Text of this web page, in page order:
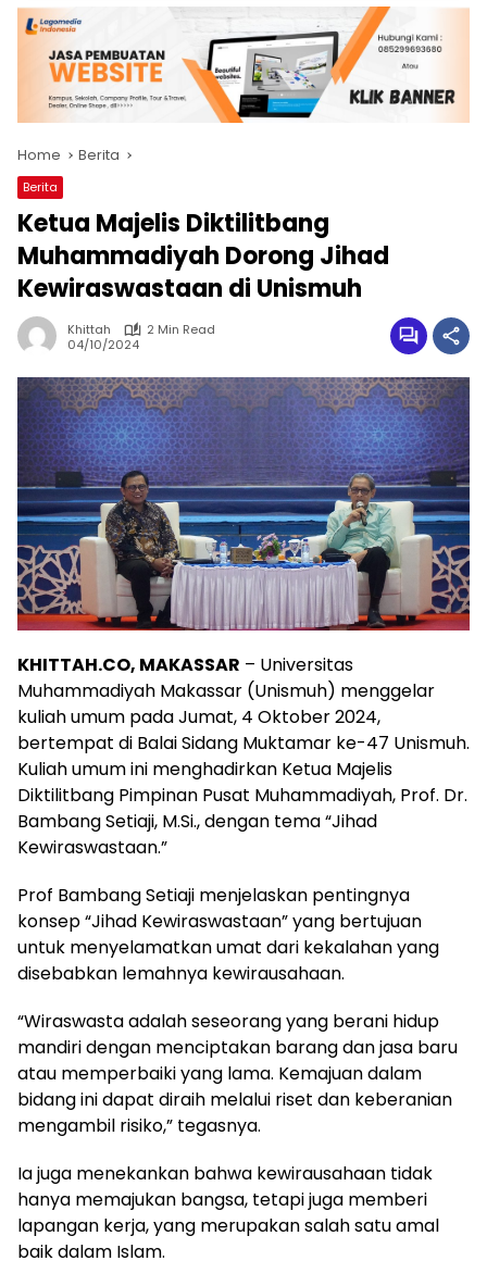
Home Berita
Berita
Ketua Majelis Diktilitbang
Muhammadiyah Dorong Jihad
Kewiraswastaan di Unismuh
Khittah
2 Min Read
04/10/2024
KHITTAH.CO, MAKASSAR – Universitas
Muhammadiyah Makassar (Unismuh) menggelar
kuliah umum pada Jumat, 4 Oktober 2024,
bertempat di Balai Sidang Muktamar ke-47 Unismuh.
Kuliah umum ini menghadirkan Ketua Majelis
Diktilitbang Pimpinan Pusat Muhammadiyah, Prof. Dr.
Bambang Setiaji, M.Si., dengan tema “Jihad
Kewiraswastaan.”
Prof Bambang Setiaji menjelaskan pentingnya
konsep “Jihad Kewiraswastaan” yang bertujuan
untuk menyelamatkan umat dari kekalahan yang
disebabkan lemahnya kewirausahaan.
“Wiraswasta adalah seseorang yang berani hidup
mandiri dengan menciptakan barang dan jasa baru
atau memperbaiki yang lama. Kemajuan dalam
bidang ini dapat diraih melalui riset dan keberanian
mengambil risiko,” tegasnya.
Ia juga menekankan bahwa kewirausahaan tidak
hanya memajukan bangsa, tetapi juga memberi
lapangan kerja, yang merupakan salah satu amal
baik dalam Islam.